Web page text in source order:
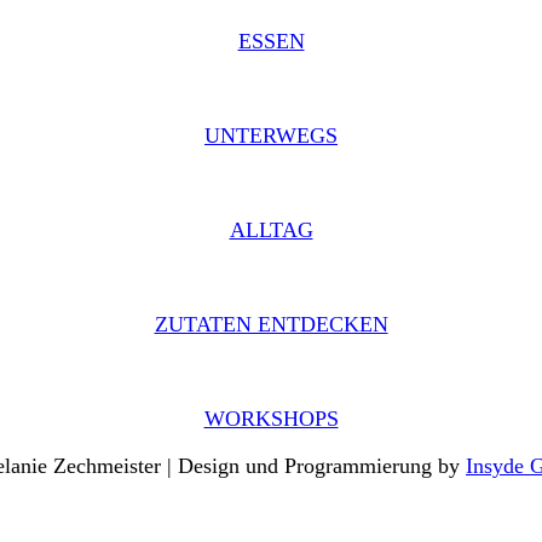
ESSEN
UNTERWEGS
ALLTAG
ZUTATEN ENTDECKEN
WORKSHOPS
Zechmeister | Design und Programmierung by Insyde